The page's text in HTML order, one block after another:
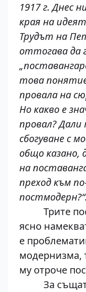
1917 г. Днес
края на
Трудът на
оттогава да
това
провала на
Но какво е
провал? Дали
сбогуване с
общо казано,
на
преход към
постмодерн?“.
Трите
ясно
е
модернизма,
му отроче
За същата